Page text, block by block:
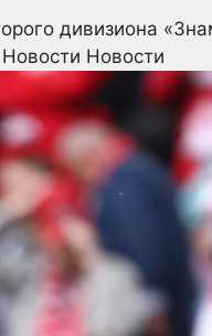
дивизиона
Новости